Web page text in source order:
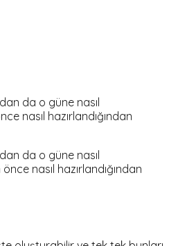
da o güne nasıl
nasıl hazırlandığından
da o güne nasıl
nasıl hazırlandığından